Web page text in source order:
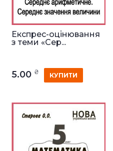
Експрес-оцінювання
з теми «Сер...
5.00 ₴ КУПИТИ